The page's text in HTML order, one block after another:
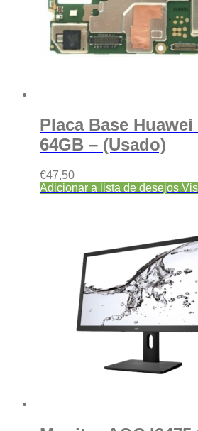
Placa Base
64GB – (Usado)
€47,50
Adicionar a lista de desejos